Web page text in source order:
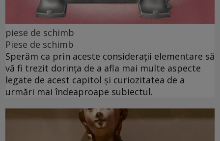
piese de schimb
Piese de schimb
Sperăm ca prin aceste considerații elementare să
vă fi trezit dorința de a afla mai multe aspecte
legate de acest capitol și curiozitatea de a
urmări mai îndeaproape subiectul.